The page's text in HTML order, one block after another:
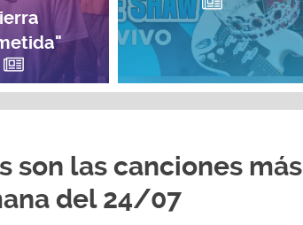
son las canciones más
del 24/07